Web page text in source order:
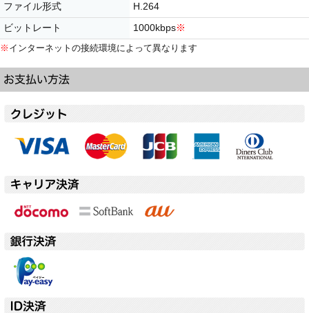
ファイル形式 H.264
ビットレート 1000kbps※
※ インターネットの接続環境によって異なります